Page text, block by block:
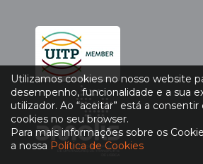
Utilizamos cookies no nosso website
desempenho, funcionalidade e a sua
utilizador. Ao “aceitar” está a
cookies no seu browser.
Para mais informações sobre os
a nossa Política de Cookies